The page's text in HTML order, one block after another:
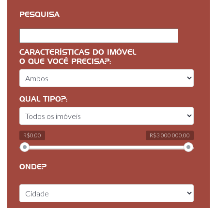
PESQUISA
CARACTERÍSTICAS DO IMÓVEL
O QUE VOCÊ PRECISA?:
QUAL TIPO?:
R$0,00 R$3 000 000,00
ONDE?